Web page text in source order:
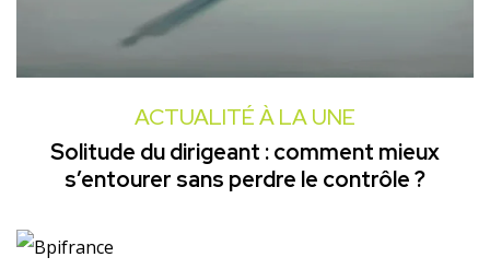
ACTUALITÉ À LA UNE
Solitude du dirigeant : comment mieux
s’entourer sans perdre le contrôle ?